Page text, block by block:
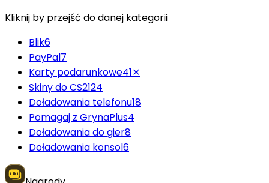
Kliknij by przejść do danej kategorii
Blik6
PayPal7
Karty podarunkowe41✕
Skiny do CS2124
Doładowania telefonu18
Pomagaj z GrynaPlus4
Doładowania do gier8
Doładowania konsol6